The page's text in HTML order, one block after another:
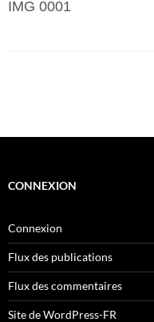
IMG 0001
CONNEXION
Connexion
Flux des publications
Flux des commentaires
Site de WordPress-FR